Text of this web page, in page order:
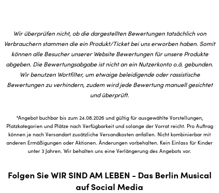
Wir überprüfen nicht, ob die dargestellten Bewertungen tatsächlich von
Verbrauchern stammen die ein Produkt/Ticket bei uns erworben haben. Somit
können alle Besucher unserer Website Bewertungen für unsere Produkte
abgeben. Die Bewertungsabgabe ist nicht an ein Nutzerkonto o.ä. gebunden.
Wir benutzen Wortfilter, um etwaige beleidigende oder rassistische
Bewertungen zu verhindern, zudem wird jede Bewertung manuell gesichtet
und überprüft.
*Angebot buchbar bis zum 24.08.2026 und gültig für ausgewählte Vorstellungen,
Platzkategorien und Plätze nach Verfügbarkeit und solange der Vorrat reicht. Pro Auftrag
können je nach Versandart zusätzliche Versandkosten anfallen. Nicht kombinierbar mit
anderen Ermäßigungen oder Aktionen. Änderungen vorbehalten. Kein Einlass für Kinder
unter 3 Jahren. Wir behalten uns eine Verlängerung des Angebots vor.
Folgen Sie WIR SIND AM LEBEN - Das Berlin Musical
auf Social Media